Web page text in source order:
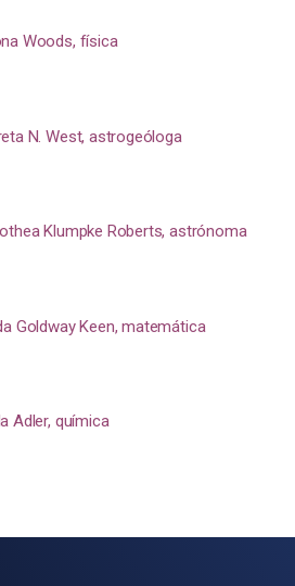
Woods, física
N. West, astrogeóloga
Klumpke Roberts, astrónoma
Goldway Keen, matemática
Adler, química